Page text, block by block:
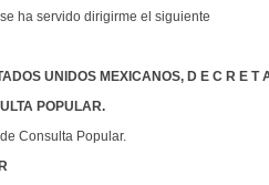
ha servido dirigirme el siguiente
UNIDOS MEXICANOS, D E C R E T
POPULAR.
Consulta Popular.